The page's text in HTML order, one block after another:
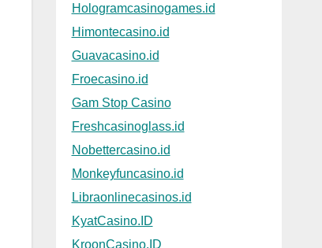
Hologramcasinogames.id
Himontecasino.id
Guavacasino.id
Froecasino.id
Gam Stop Casino
Freshcasinoglass.id
Nobettercasino.id
Monkeyfuncasino.id
Libraonlinecasinos.id
KyatCasino.ID
KroonCasino.ID